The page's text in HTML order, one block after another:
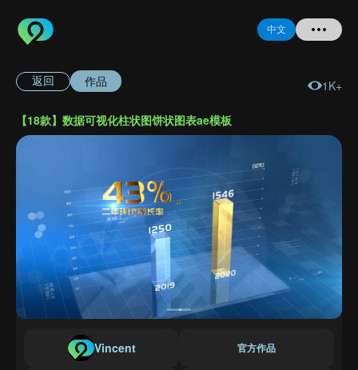
中文
登录
注册
忘记密码
返回 作品 1K+
【18款】数据可视化柱状图饼状图表ae模板
Vincent 官方作品